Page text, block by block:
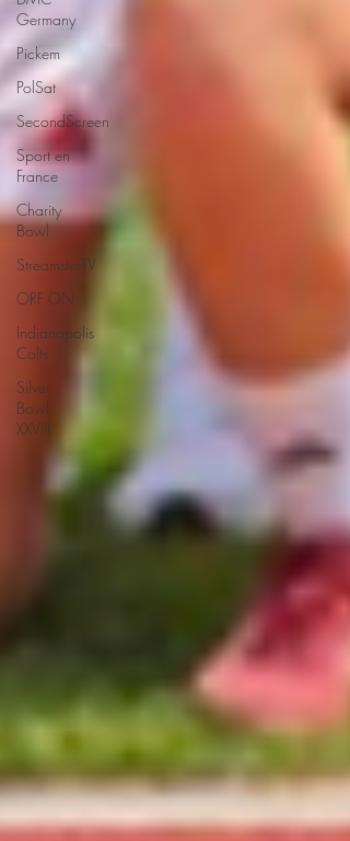
Germany
Pickem
PolSat
SecondScreen
Sport en
France
Charity
Bowl
StreamsterTV
ORF ON
Indianapolis
Colts
Silver
Bowl
XXVIII